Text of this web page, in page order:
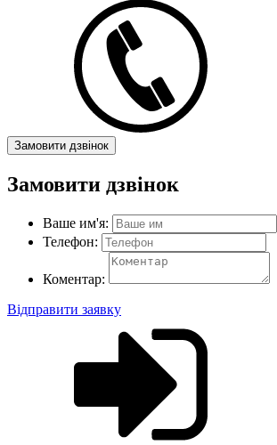
Замовити дзвінок
Замовити дзвінок
Ваше им'я:
Телефон:
Коментар:
Відправити заявку